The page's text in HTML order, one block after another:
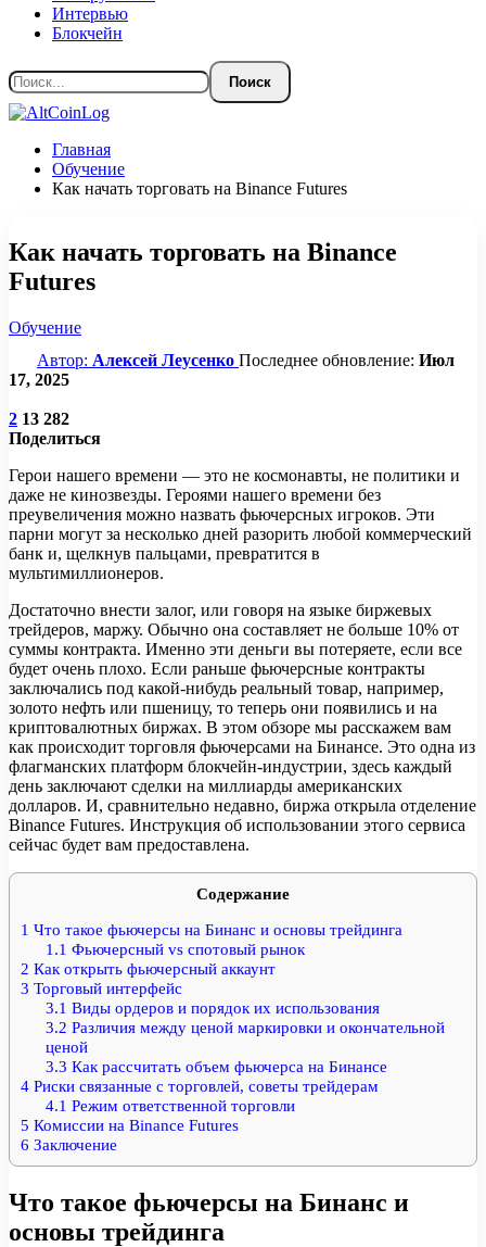
Интервью
Блокчейн
Главная
Обучение
Как начать торговать на Binance Futures
Как начать торговать на Binance
Futures
Обучение
Автор: Алексей Леусенко Последнее обновление: Июл
17, 2025
2 13 282
Поделиться
Герои нашего времени — это не космонавты, не политики и
даже не кинозвезды. Героями нашего времени без
преувеличения можно назвать фьючерсных игроков. Эти
парни могут за несколько дней разорить любой коммерческий
банк и, щелкнув пальцами, превратится в
мультимиллионеров.
Достаточно внести залог, или говоря на языке биржевых
трейдеров, маржу. Обычно она составляет не больше 10% от
суммы контракта. Именно эти деньги вы потеряете, если все
будет очень плохо. Если раньше фьючерсные контракты
заключались под какой-нибудь реальный товар, например,
золото нефть или пшеницу, то теперь они появились и на
криптовалютных биржах. В этом обзоре мы расскажем вам
как происходит торговля фьючерсами на Бинансе. Это одна из
флагманских платформ блокчейн-индустрии, здесь каждый
день заключают сделки на миллиарды американских
долларов. И, сравнительно недавно, биржа открыла отделение
Binance Futures. Инструкция об использовании этого сервиса
сейчас будет вам предоставлена.
Содержание
1 Что такое фьючерсы на Бинанс и основы трейдинга
1.1 Фьючерсный vs спотовый рынок
2 Как открыть фьючерсный аккаунт
3 Торговый интерфейс
3.1 Виды ордеров и порядок их использования
3.2 Различия между ценой маркировки и окончательной
ценой
3.3 Как рассчитать объем фьючерса на Бинансе
4 Риски связанные с торговлей, советы трейдерам
4.1 Режим ответственной торговли
5 Комиссии на Binance Futures
6 Заключение
Что такое фьючерсы на Бинанс и
основы трейдинга